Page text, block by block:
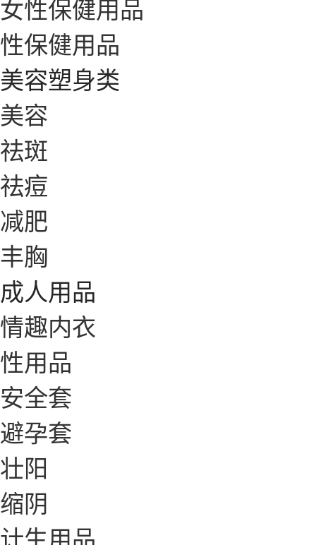
女性保健用品
性保健用品
美容塑身类
美容
祛斑
祛痘
减肥
丰胸
成人用品
情趣内衣
性用品
安全套
避孕套
壮阳
缩阴
计生用品